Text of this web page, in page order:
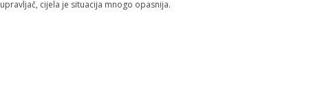
upravljač, cijela je situacija mnogo opasnija.